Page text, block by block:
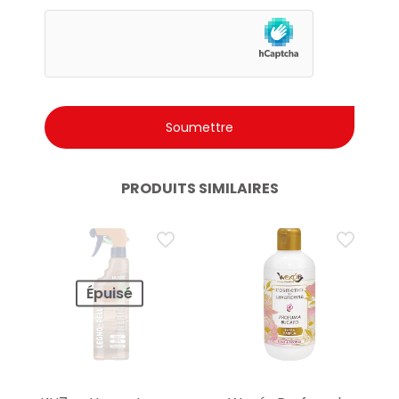
PRODUITS SIMILAIRES
Épuisé